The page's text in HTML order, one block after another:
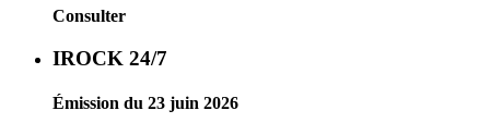
Consulter
IROCK 24/7
Émission du 23 juin 2026